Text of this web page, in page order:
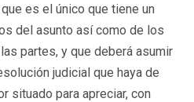
que es el único que tiene un
del asunto así como de los
partes, y que deberá asumir
judicial que haya de
situado para apreciar, con